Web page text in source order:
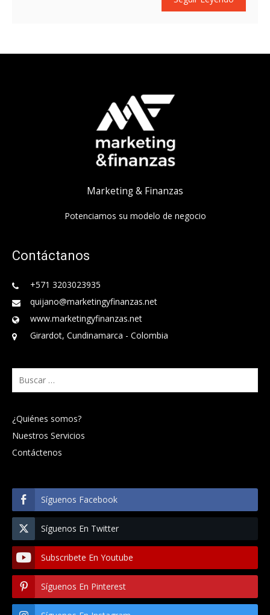
Marketing & Finanzas
Potenciamos su modelo de negocio
Contáctanos
+571 3203023935
quijano@marketingyfinanzas.net
www.marketingyfinanzas.net
Girardot, Cundinamarca - Colombia
Buscar:
¿Quiénes somos?
Nuestros Servicios
Contáctenos
Síguenos Facebook
Síguenos En Twitter
Subscribete En Youtube
Síguenos En Pinterest